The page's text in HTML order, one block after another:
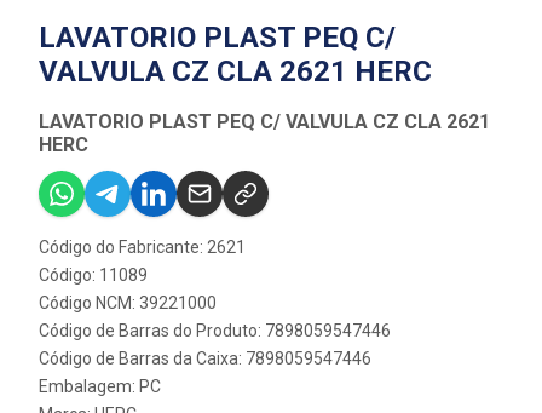
LAVATORIO PLAST PEQ C/
VALVULA CZ CLA 2621 HERC
LAVATORIO PLAST PEQ C/ VALVULA CZ CLA 2621
HERC
Código do Fabricante: 2621
Código: 11089
Código NCM: 39221000
Código de Barras do Produto: 7898059547446
Código de Barras da Caixa: 7898059547446
Embalagem: PC